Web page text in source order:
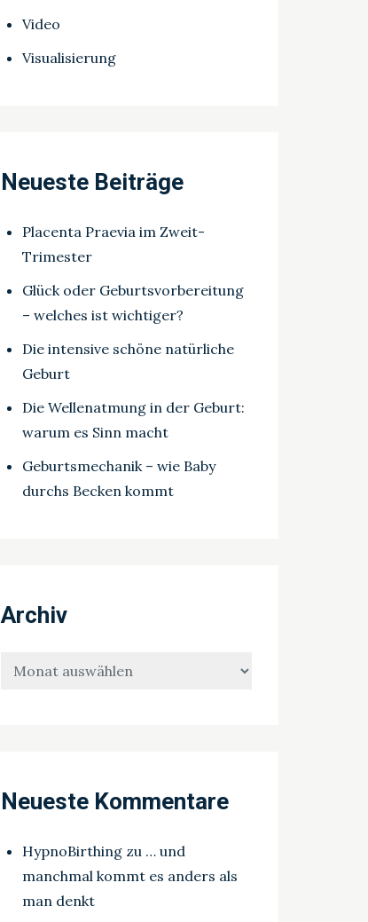
Video
Visualisierung
Neueste Beiträge
Placenta Praevia im Zweit-
Trimester
Glück oder Geburtsvorbereitung
– welches ist wichtiger?
Die intensive schöne natürliche
Geburt
Die Wellenatmung in der Geburt:
warum es Sinn macht
Geburtsmechanik – wie Baby
durchs Becken kommt
Archiv
Archiv
Neueste Kommentare
HypnoBirthing zu … und
manchmal kommt es anders als
man denkt